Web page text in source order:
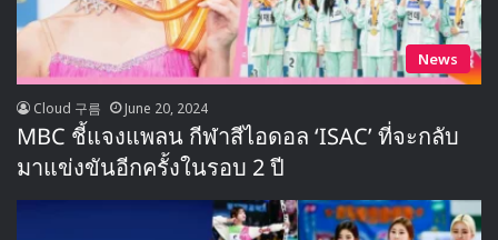
News
Cloud 구름 June 20, 2024
MBC ชี้แจงแพลน กีฬาสีไอดอล ‘ISAC’ ที่จะกลับ
มาแข่งขันอีกครั้งในรอบ 2 ปี